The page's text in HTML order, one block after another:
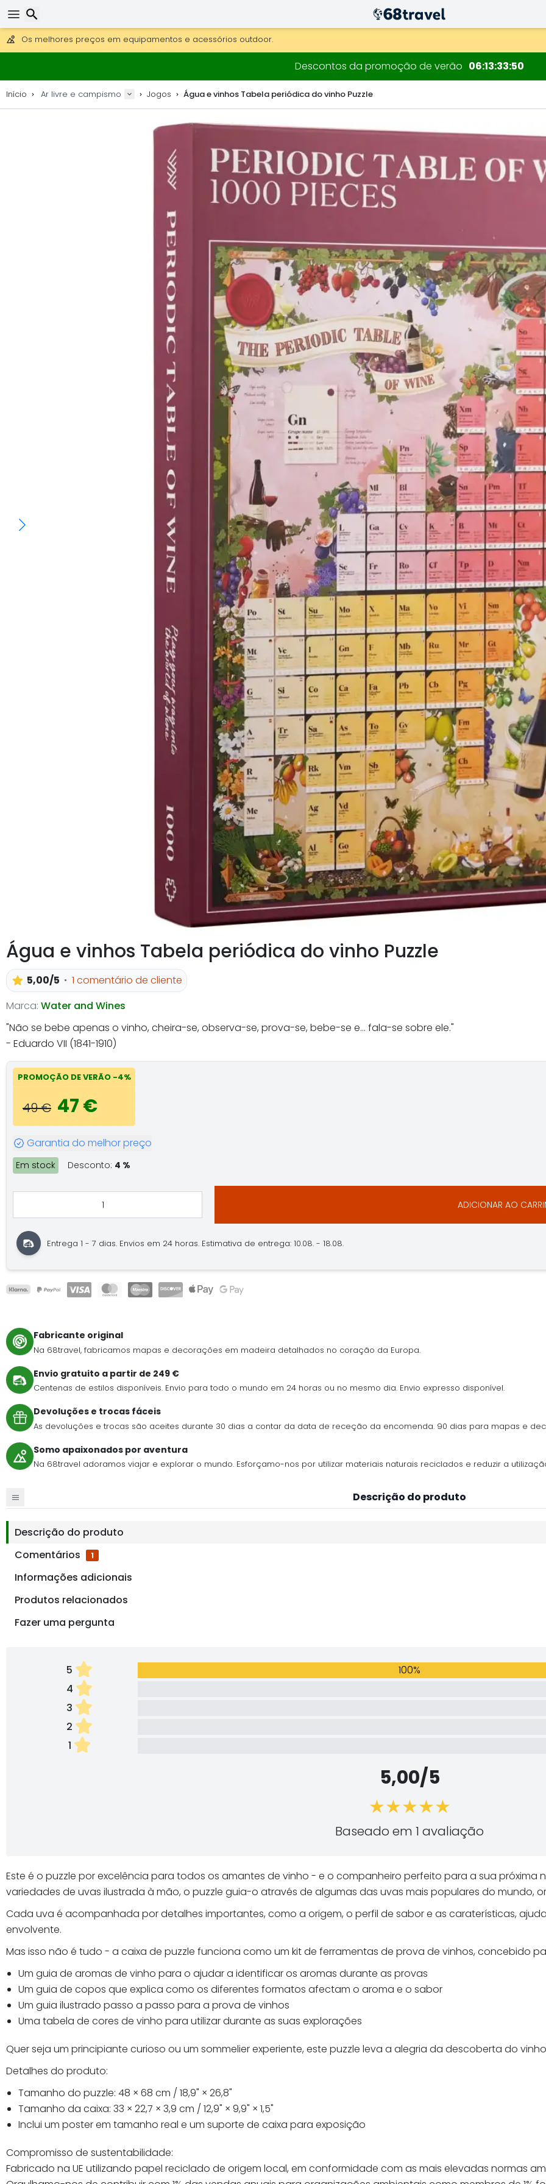
Obter envio gratuito para encomendas superiores a 249 €.
Overnight DHL Express também disponível.
30 dias para devolução, 90 dias para mapas de madeira e decorações.Descontos da promoção de verão 06133349
Início Ar livre e campismo Jogos Água e vinhos Tabela periódica do vinho Puzzle
Água e vinhos Tabela periódica do vinho Puzzle
5,00/5
1 comentário de cliente
Marca: Water and Wines
"Não se bebe apenas o vinho, cheira-se, observa-se, prova-se, bebe-se e... fala-se sobre ele."
- Eduardo VII (1841-1910)
PROMOÇÃO DE VERÃO -4%
49 € 47 €
Garantia do melhor preço
Em stock Desconto: 4 %
ADICIONAR AO
Entrega 1 - 7 dias. Envios em 24 horas. Estimativa de entrega: 10.08. - 18.08.
Fabricante original
Na 68travel, fabricamos mapas e decorações em madeira detalhados no coração da Europa.
Envio gratuito a partir de 249 €
Centenas de estilos disponíveis. Envio para todo o mundo em 24 horas ou no mesmo dia. Envio expresso disponível.
Devoluções e trocas fáceis
As devoluções e trocas são aceites durante 30 dias a contar da data de receção da encomenda. 90 dias para mapas e
Somo apaixonados por aventura
Na 68travel adoramos viajar e explorar o mundo. Esforçamo-nos por utilizar materiais naturais reciclados e reduzir a
Descrição do produto
Descrição do produto
Comentários
1
Informações adicionais
Produtos relacionados
Fazer uma pergunta
5
100%
4
3
2
1
5,00/5
Baseado em 1 avaliação
Este é o puzzle por excelência para todos os amantes de vinho - e o companheiro perfeito para a sua
variedades de uvas ilustrada à mão, o puzzle guia-o através de algumas das uvas mais populares do mundo,
Cada uva é acompanhada por detalhes importantes, como a origem, o perfil de sabor e as caraterísticas,
envolvente.
Mas isso não é tudo - a caixa de puzzle funciona como um kit de ferramentas de prova de vinhos, concebido
Um guia de aromas de vinho para o ajudar a identificar os aromas durante as provas
Um guia de copos que explica como os diferentes formatos afectam o aroma e o sabor
Um guia ilustrado passo a passo para a prova de vinhos
Uma tabela de cores de vinho para utilizar durante as suas explorações
Quer seja um principiante curioso ou um sommelier experiente, este puzzle leva a alegria da descoberta do
Detalhes do produto:
Tamanho do puzzle: 48 × 68 cm / 18,9" × 26,8"
Tamanho da caixa: 33 × 22,7 × 3,9 cm / 12,9" × 9,9" × 1,5"
Inclui um poster em tamanho real e um suporte de caixa para exposição
Compromisso de sustentabilidade:
Fabricado na UE utilizando papel reciclado de origem local, em conformidade com as mais elevadas normas
Pesquisar